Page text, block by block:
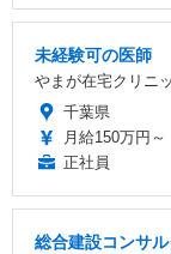
未経験可の医師
やまが在宅クリニ
千葉県
月給150万円～
正社員
総合建設コンサ